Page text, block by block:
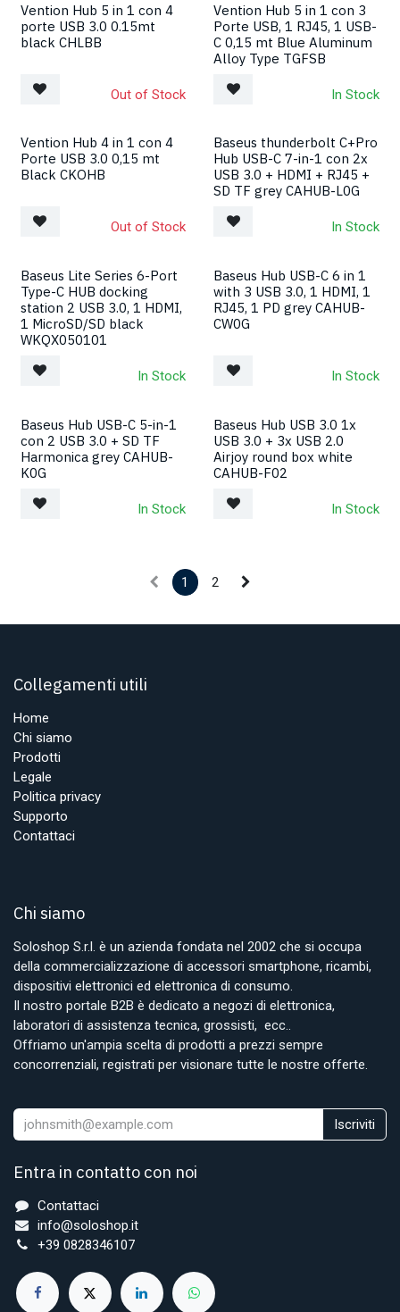
Vention Hub 5 in 1 con 4
porte USB 3.0 0.15mt
black CHLBB
Out of Stock
Vention Hub 5 in 1 con 3
Porte USB, 1 RJ45, 1 USB-
C 0,15 mt Blue Aluminum
Alloy Type TGFSB
In Stock
Vention Hub 4 in 1 con 4
Porte USB 3.0 0,15 mt
Black CKOHB
Out of Stock
Baseus thunderbolt C+Pro
Hub USB-C 7-in-1 con 2x
USB 3.0 + HDMI + RJ45 +
SD TF grey CAHUB-L0G
In Stock
Baseus Lite Series 6-Port
Type-C HUB docking
station 2 USB 3.0, 1 HDMI,
1 MicroSD/SD black
WKQX050101
In Stock
Baseus Hub USB-C 6 in 1
with 3 USB 3.0, 1 HDMI, 1
RJ45, 1 PD grey CAHUB-
CW0G
In Stock
Baseus Hub USB-C 5-in-1
con 2 USB 3.0 + SD TF
Harmonica grey CAHUB-
K0G
In Stock
Baseus Hub USB 3.0 1x
USB 3.0 + 3x USB 2.0
Airjoy round box white
CAHUB-F02
In Stock
1 2
Collegamenti utili
Home
Chi siamo
Prodotti
Legale
Politica privacy
Supporto
Contattaci
Chi siamo
Soloshop S.r.l. è un azienda fondata nel 2002 che si occupa
della commercializzazione di accessori smartphone, ricambi,
dispositivi elettronici ed elettronica di consumo.
Il nostro portale B2B è dedicato a negozi di elettronica,
laboratori di assistenza tecnica, grossisti, ecc..
Offriamo un'ampia scelta di prodotti a prezzi sempre
concorrenziali, registrati per visionare tutte le nostre offerte.
Iscriviti
Entra in contatto con noi
Contattaci
info@soloshop.it
+39 0828346107